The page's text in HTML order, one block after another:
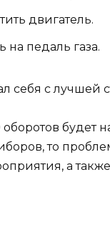
двигатель.
педаль газа.
будет
то
а